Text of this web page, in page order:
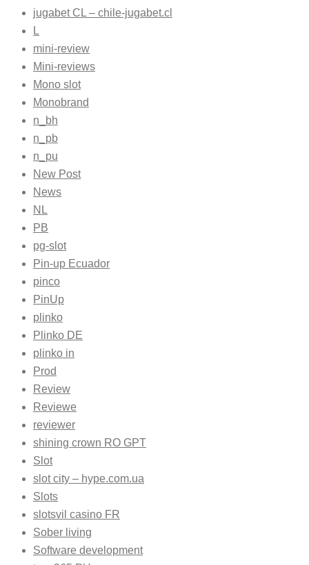
jugabet CL – chile-jugabet.cl
L
mini-review
Mini-reviews
Mono slot
Monobrand
n_bh
n_pb
n_pu
New Post
News
NL
PB
pg-slot
Pin-up Ecuador
pinco
PinUp
plinko
Plinko DE
plinko in
Prod
Review
Reviewe
reviewer
shining crown RO GPT
Slot
slot city – hype.com.ua
Slots
slotsvil casino FR
Sober living
Software development